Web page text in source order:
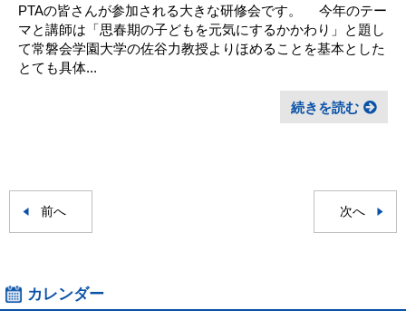
PTAの皆さんが参加される大きな研修会です。 今年のテー
マと講師は「思春期の子どもを元気にするかかわり」と題し
て常磐会学園大学の佐谷力教授よりほめることを基本とした
とても具体...
続きを読む
前へ 次へ
カレンダー